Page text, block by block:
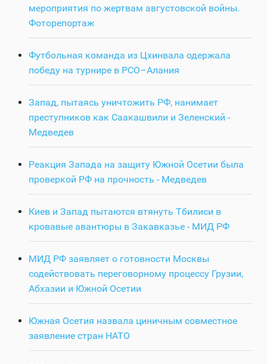
мероприятия по жертвам августовской войны.
Фоторепортаж
Футбольная команда из Цхинвала одержала
победу на турнире в РСО–Алания
Запад, пытаясь уничтожить РФ, нанимает
преступников как Саакашвили и Зеленский -
Медведев
Реакция Запада на защиту Южной Осетии была
проверкой РФ на прочность - Медведев
Киев и Запад пытаются втянуть Тбилиси в
кровавые авантюры в Закавказье - МИД РФ
МИД РФ заявляет о готовности Москвы
содействовать переговорному процессу Грузии,
Абхазии и Южной Осетии
Южная Осетия назвала циничным совместное
заявление стран НАТО